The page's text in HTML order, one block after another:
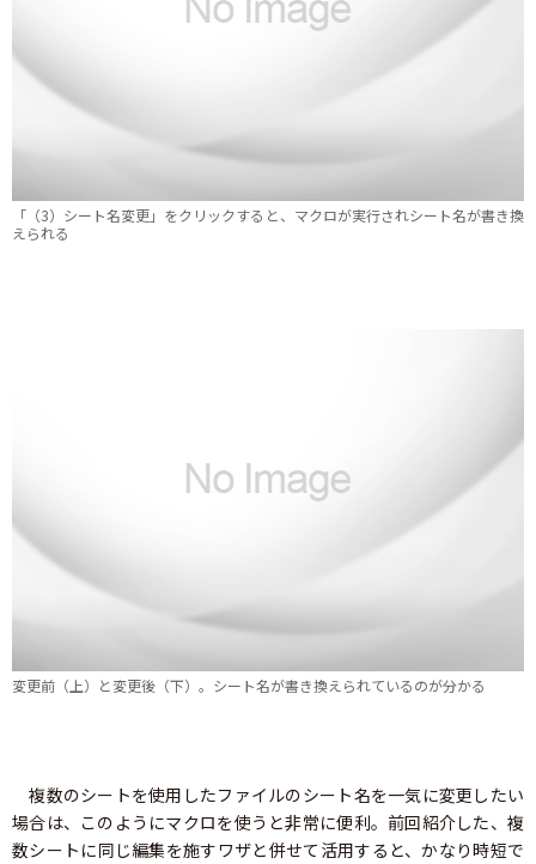
「（3）シート名変更」をクリックすると、マクロが実行されシート名が書き換
えられる
変更前（上）と変更後（下）。シート名が書き換えられているのが分かる
複数のシートを使用したファイルのシート名を一気に変更したい
場合は、このようにマクロを使うと非常に便利。前回紹介した、複
数シートに同じ編集を施すワザと併せて活用すると、かなり時短で